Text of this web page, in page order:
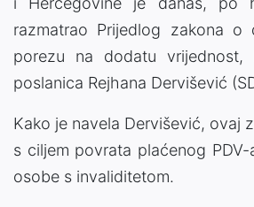
razmatrao Prijedlog zakona o
porezu na dodatu vrijednost,
poslanica Rejhana Dervišević
Kako je navela Dervišević, ovaj
s ciljem povrata plaćenog
osobe s invaliditetom.